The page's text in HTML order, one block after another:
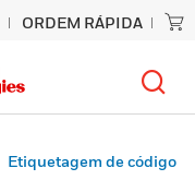
ORDEM RÁPIDA
Etiquetagem de código